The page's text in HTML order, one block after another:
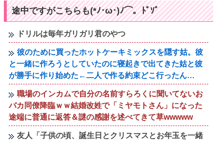
途中ですがこちらも(*ﾉ･ω･)ﾉ⌒。ﾄﾞｿﾞ
ドリルは毎年ガリガリ君のやつ
彼のために買ったホットケーキミックスを隠す姑。彼
と一緒に作ろうとしていたのに寝起きで出てきた姑と彼
が勝手に作り始めた←二人で作る約束どこ行ったん…
職場のインカムで自分の名前すらろくに聞いてないお
バカ同僚降臨ｗｗ結婚改姓で「ミヤモトさん」になった
途端に普通に返答＆謎の感謝を述べてきて草wwwww
友人「子供の頃、誕生日とクリスマスとお年玉を一緒